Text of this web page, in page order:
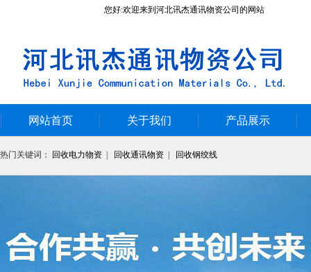
您好:欢迎来到河北讯杰通讯物资公司的网站
网站首页 关于我们 产品展示
热门关键词： 回收电力物资 回收通讯物资 回收钢绞线